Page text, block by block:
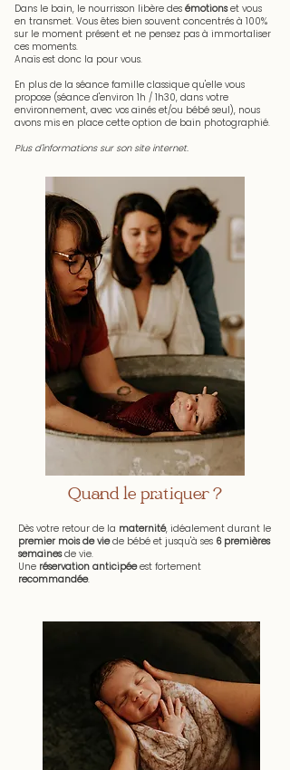
Dans le bain, le nourrisson libère des émotionset vous
en transmet. Vous êtes bien souvent concentrés à 100%
sur le moment présent et ne pensez pas à immortaliser
ces moments.
Anaïs est donc la pour vous.
En plus de la séance famille classique qu'elle vous
propose (séance d'environ 1h / 1h30, dans votre
environnement, avec vos ainés et/ou bébé seul), nous
avons mis en place cette option de bain photographié.
Plus d'informations sur son site internet.
Quand le pratiquer ?
Dès votre retour de la maternité, idéalement durant le
premier mois de viede bébé et jusqu'à ses 6 premières
semainesde vie.
Une réservation anticipéeest fortement
recommandée.